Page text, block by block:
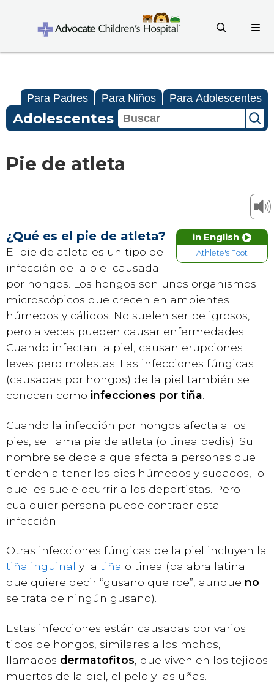
Para Padres Para Niños Para Adolescentes
Adolescentes
Pie de atleta
in English
Athlete's Foot
¿Qué es el pie de atleta?
El pie de atleta es un tipo de
infección de la piel causada
por hongos. Los hongos son unos organismos
microscópicos que crecen en ambientes
húmedos y cálidos. No suelen ser peligrosos,
pero a veces pueden causar enfermedades.
Cuando infectan la piel, causan erupciones
leves pero molestas. Las infecciones fúngicas
(causadas por hongos) de la piel también se
conocen como infecciones por tiña
Cuando la infección por hongos afecta a los
pies, se llama pie de atleta (o tinea pedis). Su
nombre se debe a que afecta a personas que
tienden a tener los pies húmedos y sudados, lo
que les suele ocurrir a los deportistas. Pero
cualquier persona puede contraer esta
infección.
Otras infecciones fúngicas de la piel incluyen la
tiña inguinal y la tiña o tinea (palabra latina
que quiere decir “gusano que roe”, aunque no
se trata de ningún gusano).
Estas infecciones están causadas por varios
tipos de hongos, similares a los mohos,
llamados dermatofitos , que viven en los tejidos
muertos de la piel, el pelo y las uñas.